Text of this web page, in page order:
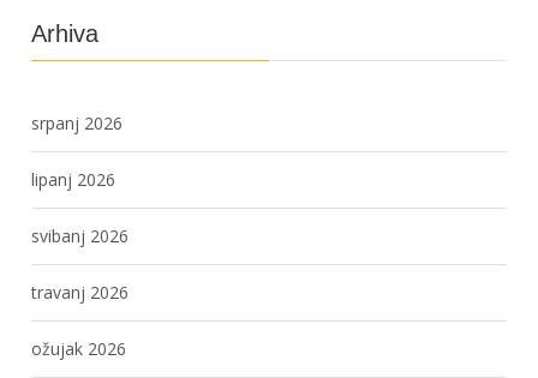
Arhiva
srpanj 2026
lipanj 2026
svibanj 2026
travanj 2026
ožujak 2026